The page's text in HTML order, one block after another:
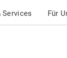
Services Für